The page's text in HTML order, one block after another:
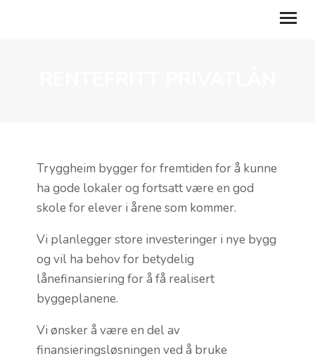
MIN SIDE
TRYGGHEIMHELSING
Tryggheim bygger for fremtiden for å kunne
ha gode lokaler og fortsatt være en god
skole for elever i årene som kommer.
Vi planlegger store investeringer i nye bygg
og vil ha behov for betydelig
lånefinansiering for å få realisert
byggeplanene.
Vi ønsker å være en del av
finansieringsløsningen ved å bruke